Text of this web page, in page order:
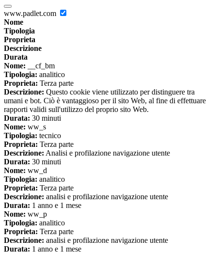
www.padlet.com
Nome
Tipologia
Proprieta
Descrizione
Durata
Nome: __cf_bm
Tipologia: analitico
Proprieta: Terza parte
Descrizione: Questo cookie viene utilizzato per distinguere tra
umani e bot. Ciò è vantaggioso per il sito Web, al fine di effettuare
rapporti validi sull'utilizzo del proprio sito Web.
Durata: 30 minuti
Nome: ww_s
Tipologia: tecnico
Proprieta: Terza parte
Descrizione: Analisi e profilazione navigazione utente
Durata: 30 minuti
Nome: ww_d
Tipologia: analitico
Proprieta: Terza parte
Descrizione: analisi e profilazione navigazione utente
Durata: 1 anno e 1 mese
Nome: ww_p
Tipologia: analitico
Proprieta: Terza parte
Descrizione: analisi e profilazione navigazione utente
Durata: 1 anno e 1 mese